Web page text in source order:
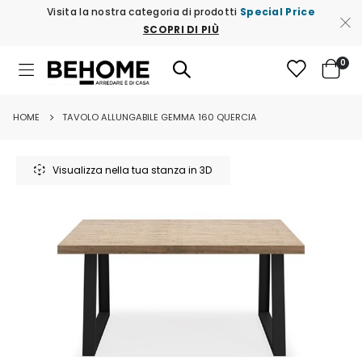
Visita la nostra categoria di prodotti Special Price
SCOPRI DI PIÙ
Toggle
Nav
Cart
0
HOME TAVOLO ALLUNGABILE GEMMA 160 QUERCIA
alla
immagini
Visualizza nella tua stanza in 3D